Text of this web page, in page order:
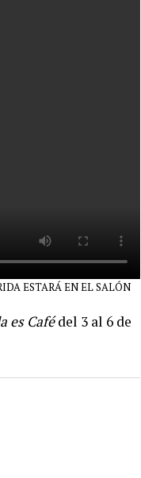
ESTARÁ EN EL SALÓN
es Cafédel 3 al 6 de